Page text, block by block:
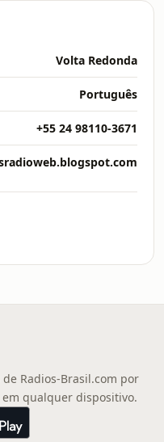
Volta Redonda
Português
+55 24 98110-3671
Radios-Brasil.com por
qualquer dispositivo.